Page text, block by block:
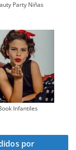
Party Niñas
Infantiles
por